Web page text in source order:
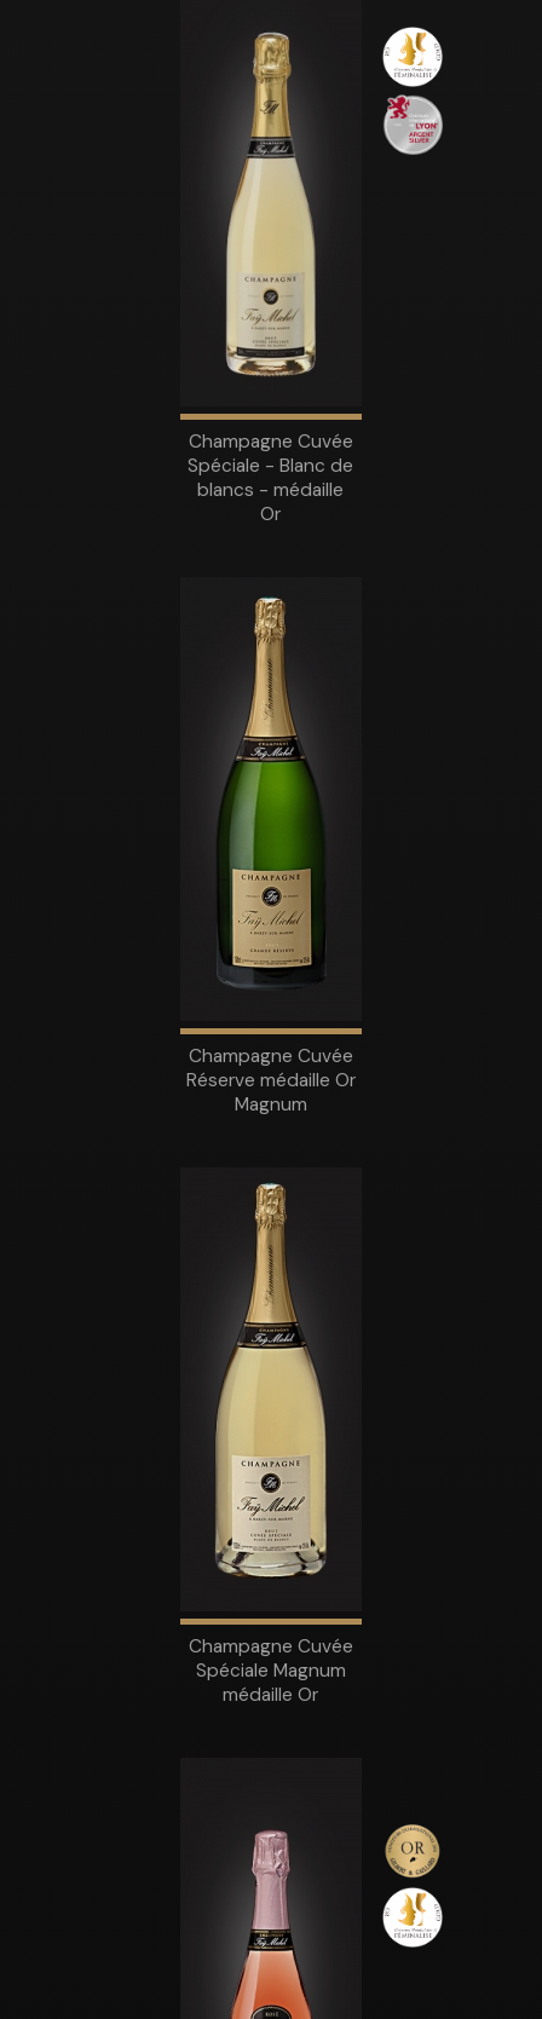
Champagne Cuvée
Spéciale - Blanc de
blancs - médaille
Or
Champagne Cuvée
Réserve médaille Or
Magnum
Champagne Cuvée
Spéciale Magnum
médaille Or